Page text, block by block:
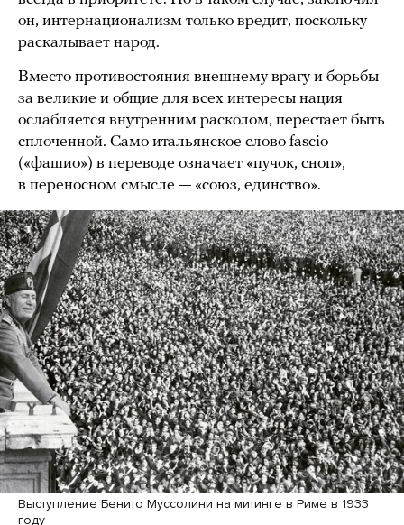
он, интернационализм только вредит, поскольку
раскалывает народ.
Вместо противостояния внешнему врагу и борьбы
за великие и общие для всех интересы нация
ослабляется внутренним расколом, перестает быть
сплоченной. Само итальянское слово fascio
(«фашио») в переводе означает «пучок, сноп»,
в переносном смысле — «союз, единство».
Выступление Бенито Муссолини на митинге в Риме в 1933
году